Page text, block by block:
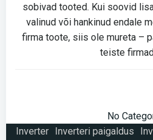
sobivad tooted. Kui soovid
valinud või hankinud endale
firma toote, siis ole mureta –
teiste
No
Inverter
Inverteri paigaldus